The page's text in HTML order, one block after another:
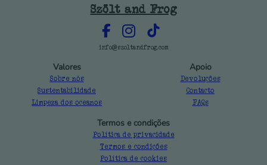
Szölt and Frog
info@szoltandfrog.com
Valores
Sobre nós
Sustentabilidade
Limpeza dos oceanos
Apoio
Devoluções
Contacto
FAQs
Termos e condições
Política de privacidade
Termos e condições
Política de cookies